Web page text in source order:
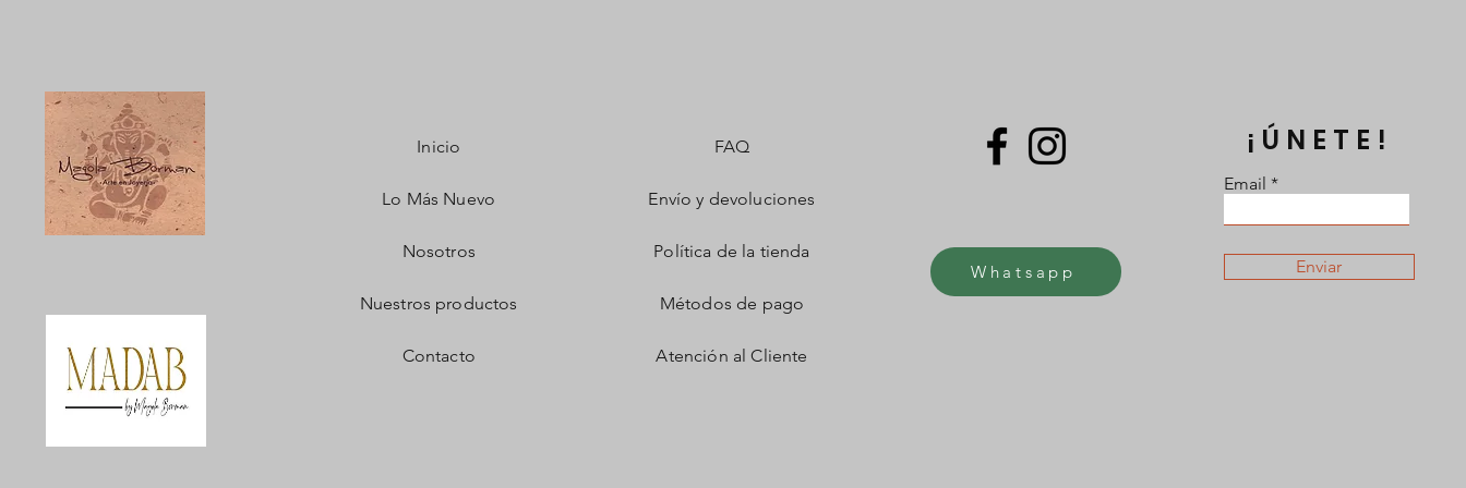
Inicio
Lo Más Nuevo
Nosotros
Nuestros productos
Contacto
FAQ
Envío y devoluciones
Política de la tienda
Métodos de pago
Atención al Cliente
Whatsapp
¡ÚNETE!
Email
Enviar